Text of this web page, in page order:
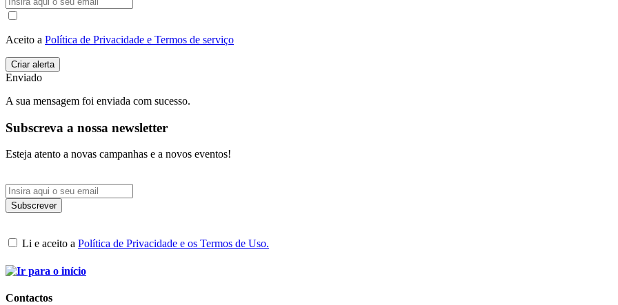
Aceito a Política de Privacidade e Termos de serviço
Enviado
A sua mensagem foi enviada com sucesso.
Subscreva a nossa newsletter
Esteja atento a novas campanhas e a novos eventos!
Li e aceito a Política de Privacidade e os Termos de Uso.
Contactos